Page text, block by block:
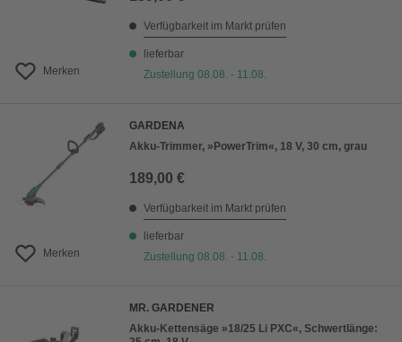
Merken
Verfügbarkeit im Markt prüfen
lieferbar
Zustellung 08.08. - 11.08.
Merken
GARDENA
Akku-Trimmer, »PowerTrim«, 18 V, 30 cm, grau
189,00 €
Verfügbarkeit im Markt prüfen
lieferbar
Zustellung 08.08. - 11.08.
MR. GARDENER
Akku-Kettensäge »18/25 Li PXC«, Schwertlänge: